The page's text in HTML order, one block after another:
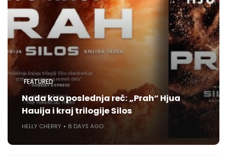
FEATURED
Nada kao poslednja reč: „Prah“ Hjua
Hauija i kraj trilogije Silos
HELLY CHERRY 8 DAYS AGO